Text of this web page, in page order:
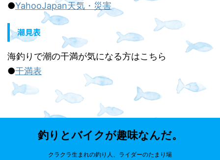
●YahooJapan天気・災害
潮見表
海釣りで潮の干満が気になる方はこちら
●干満表
釣りとバイクが趣味なんだ。
クラクラ生まれの釣り人、ライダーのたまり場